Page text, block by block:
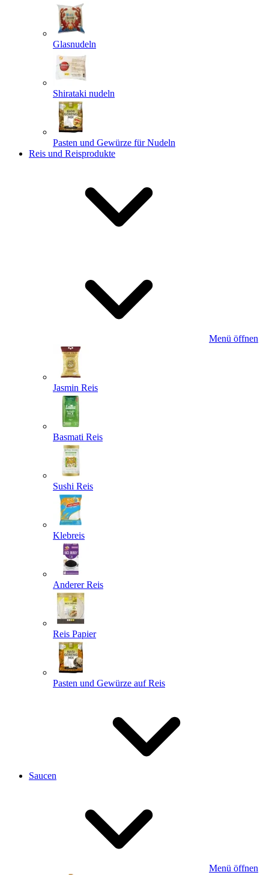
Glasnudeln
Shirataki nudeln
Pasten und Gewürze für Nudeln
Reis und Reisprodukte
Menü öffnen
Jasmin Reis
Basmati Reis
Sushi Reis
Klebreis
Anderer Reis
Reis Papier
Pasten und Gewürze auf Reis
Saucen
Menü öffnen